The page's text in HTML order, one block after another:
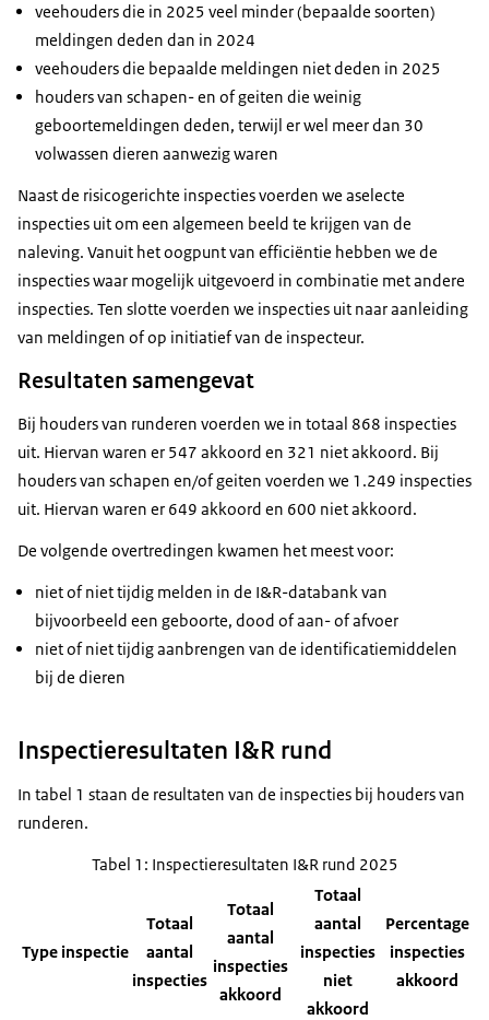
veehouders die in 2025 veel minder (bepaalde soorten)
meldingen deden dan in 2024
veehouders die bepaalde meldingen niet deden in 2025
houders van schapen- en of geiten die weinig
geboortemeldingen deden, terwijl er wel meer dan 30
volwassen dieren aanwezig waren
Naast de risicogerichte inspecties voerden we aselecte
inspecties uit om een algemeen beeld te krijgen van de
naleving. Vanuit het oogpunt van efficiëntie hebben we de
inspecties waar mogelijk uitgevoerd in combinatie met andere
inspecties. Ten slotte voerden we inspecties uit naar aanleiding
van meldingen of op initiatief van de inspecteur.
Resultaten samengevat
Bij houders van runderen voerden we in totaal 868 inspecties
uit. Hiervan waren er 547 akkoord en 321 niet akkoord. Bij
houders van schapen en/of geiten voerden we 1.249 inspecties
uit. Hiervan waren er 649 akkoord en 600 niet akkoord.
De volgende overtredingen kwamen het meest voor:
niet of niet tijdig melden in de I&R-databank van
bijvoorbeeld een geboorte, dood of aan- of afvoer
niet of niet tijdig aanbrengen van de identificatiemiddelen
bij de dieren
Inspectieresultaten I&R rund
In tabel 1 staan de resultaten van de inspecties bij houders van
runderen.
Tabel 1: Inspectieresultaten I&R rund 2025
Type inspectie
Totaal
aantal
inspecties
Totaal
aantal
inspecties
akkoord
Totaal
aantal
inspecties
niet
akkoord
Percentage
inspecties
akkoord